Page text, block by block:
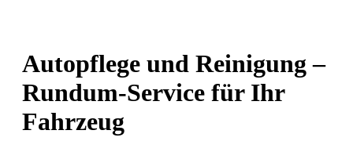
Autopflege und Reinigung –
Rundum-Service für Ihr
Fahrzeug